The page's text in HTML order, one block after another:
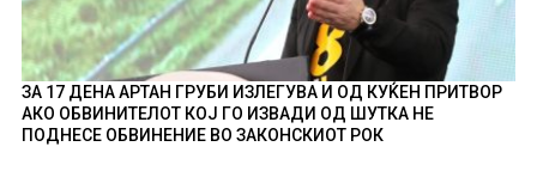
ЗА 17 ДЕНА АРТАН ГРУБИ ИЗЛЕГУВА И ОД КУЌЕН ПРИТВОР
АКО ОБВИНИТЕЛОТ КОЈ ГО ИЗВАДИ ОД ШУТКА НЕ
ПОДНЕСЕ ОБВИНЕНИЕ ВО ЗАКОНСКИОТ РОК